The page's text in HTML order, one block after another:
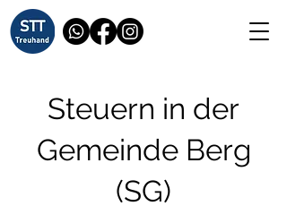
Steuern in der
Gemeinde Berg
(SG)